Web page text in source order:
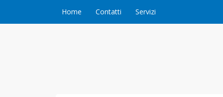
Home Contatti Servizi